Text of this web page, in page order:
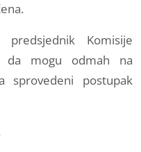
predsjednik Komisije
da mogu odmah na
sprovedeni postupak